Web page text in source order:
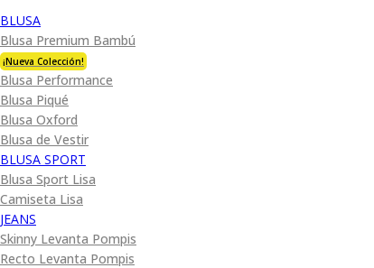
BLUSA
Blusa Premium Bambú
¡Nueva Colección!
Blusa Performance
Blusa Piqué
Blusa Oxford
Blusa de Vestir
BLUSA SPORT
Blusa Sport Lisa
Camiseta Lisa
JEANS
Skinny Levanta Pompis
Recto Levanta Pompis